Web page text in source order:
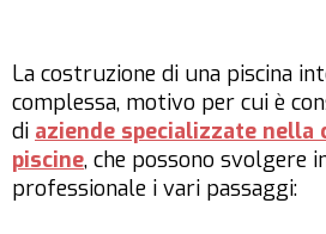
La costruzione di una piscina
complessa, motivo per cui è
di aziende specializzate nella
piscine, che possono svolgere
professionale i vari passaggi: